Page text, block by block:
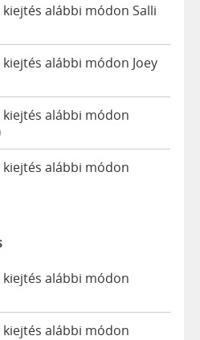
alábbi módon Salli
alábbi módon Joey
alábbi módon
alábbi módon
alábbi módon
alábbi módon